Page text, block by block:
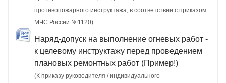
противопожарного инструктажа, в соответствии с приказом
МЧС России №1120)
Наряд-допуск на выполнение огневых работ -
к целевому инструктажу перед проведением
плановых ремонтных работ (Пример!)
(К приказу руководителя / индивидуального